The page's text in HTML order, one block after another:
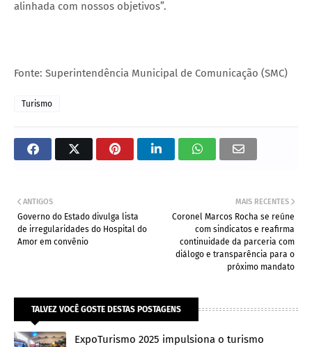
alinhada com nossos objetivos”.
Fonte: Superintendência Municipal de Comunicação (SMC)
Turismo
MAIS RECENTES
Coronel Marcos Rocha se reúne
com sindicatos e reafirma
continuidade da parceria com
diálogo e transparência para o
próximo mandato
ANTIGOS
Governo do Estado divulga lista
de irregularidades do Hospital do
Amor em convênio
TALVEZ VOCÊ GOSTE DESTAS POSTAGENS
ExpoTurismo 2025 impulsiona o turismo